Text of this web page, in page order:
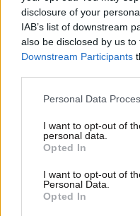
disclosure of your
IAB’s list of downstream
also be disclosed by us
Downstream Participants
Please note that this
not limited to your visit or
grant or deny consent to
use your data for below
consent section.
Personal Data
I want to opt-out of
personal data.
Opted In
I want to opt-out of
Personal Data.
Opted In
Xαρακτήρες: 0/1000
Διαβάστε και
Δολοφόνος.. μακάρι